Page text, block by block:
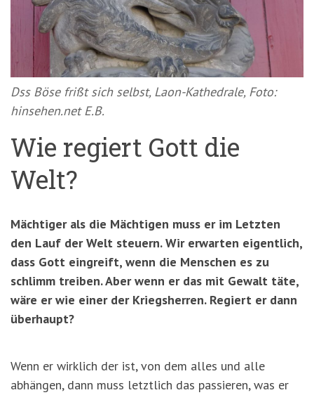
springen
(Accesskey
Dss Böse frißt sich selbst, Laon-Kathedrale, Foto:
hinsehen.net E.B.
Wie regiert Gott die
Welt?
Mächtiger als die Mächtigen muss er im Letzten
den Lauf der Welt steuern. Wir erwarten eigentlich,
dass Gott eingreift, wenn die Menschen es zu
schlimm treiben. Aber wenn er das mit Gewalt täte,
wäre er wie einer der Kriegsherren. Regiert er dann
überhaupt?
Wenn er wirklich der ist, von dem alles und alle
abhängen, dann muss letztlich das passieren, was er